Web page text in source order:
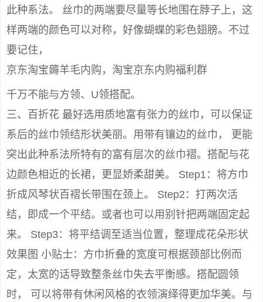
此种系法。 丝巾的两端要尽量等长地围在脖子上，这
样两端的颜色可以对称，好像蝴蝶的彩色翅膀。不过
要记住，
京东淘宝薅羊毛内购，淘宝京东内购福利群
千万不能与方领、U领搭配。
三、百折花 最好选用质地富有张力的丝巾，可以保证
系后的丝巾领结形状美丽。用带有镶边的丝巾， 更能
突出此种系法所特有的富有层次的丝巾褶。搭配与花
边颜色相近的长裙，更显娇柔甜美。 Step1：将方巾
折成风琴状百褶长带围在颈上。 Step2：打两次活
结，即成一个平结。或者也可以用别针把两端固定起
来。 Step3：将平结调至适当位置，整理成花朵形状
效果图 小贴士：方巾折叠的宽度可根据颈部比例而
定，太宽的话导致整条丝巾失去平衡感。搭配圆领
时， 可以将带有休闲风格的衣领演绎得更加华美。与